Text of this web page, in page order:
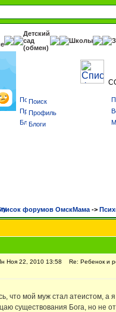
Детский
сад
(обмен)
Школы
Поиск
Профиль
Блоги
форумов ОмскМама ->
Ноя 22, 2010 13:58 Re: Ребенок и
что мой муж стал атеистом, а
существования Бога, но не